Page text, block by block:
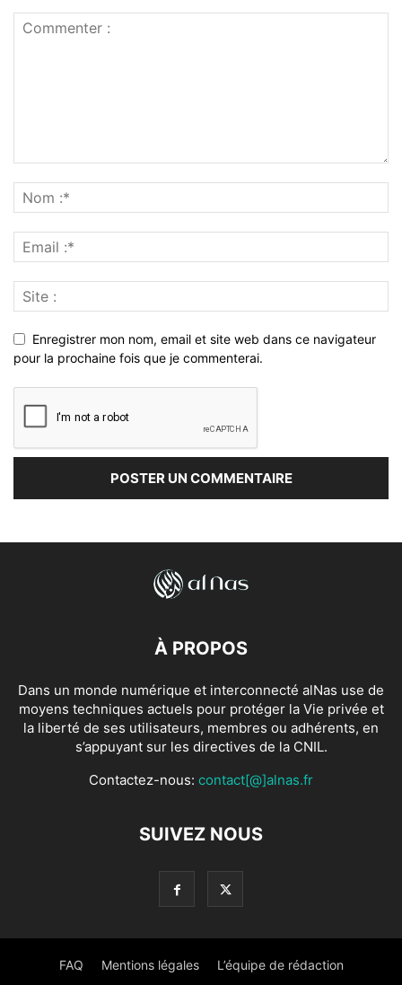
Enregistrer mon nom, email et site web dans ce navigateur
pour la prochaine fois que je commenterai.
À PROPOS
Dans un monde numérique et interconnecté alNas use de
moyens techniques actuels pour protéger la Vie privée et
la liberté de ses utilisateurs, membres ou adhérents, en
s’appuyant sur les directives de la CNIL.
Contactez-nous: contact[@]alnas.fr
SUIVEZ NOUS
FAQ Mentions légales L’équipe de rédaction